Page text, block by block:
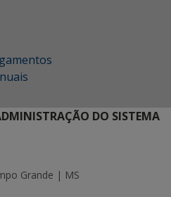
DO SISTEMA
Grande | MS